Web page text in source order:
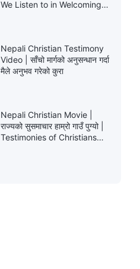
We Listen to in Welcoming
Nepali Christian Testimony
Video | साँचो मार्गको अनुसन्धान गर्दा
मैले अनुभव गरेको कुरा
Nepali Christian Movie |
राज्यको सुसमाचार हाम्रो गाउँ पुग्यो |
Testimonies of Christians